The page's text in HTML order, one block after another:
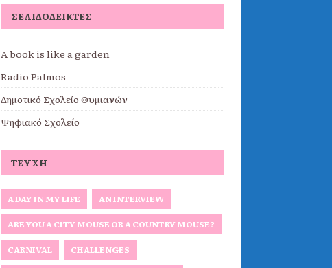
ΣΕΛΙΔΟΔΕΊΚΤΕΣ
A book is like a garden
Radio Palmos
Δημοτικό Σχολείο Θυμιανών
Ψηφιακό Σχολείο
ΤΕΎΧΗ
A DAY IN MY LIFE AN INTERVIEW
ARE YOU A CITY MOUSE OR A COUNTRY MOUSE?
CARNIVAL CHALLENGES